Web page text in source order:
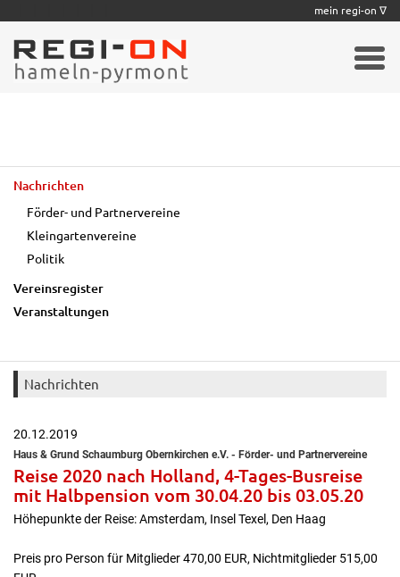
Nachrichten
Förder- und Partnervereine
Kleingartenvereine
Politik
Vereinsregister
Veranstaltungen
Nachrichten
20.12.2019
Haus & Grund Schaumburg Obernkirchen e.V. - Förder- und Partnervereine
Reise 2020 nach Holland, 4-Tages-Busreise
mit Halbpension vom 30.04.20 bis 03.05.20
Höhepunkte der Reise: Amsterdam, Insel Texel, Den Haag
Preis pro Person für Mitglieder 470,00 EUR, Nichtmitglieder 515,00
mein regi-on ∇